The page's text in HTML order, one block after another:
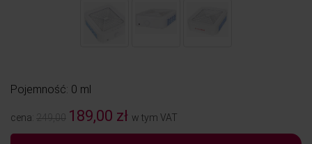
Pojemność: 0 ml
cena: 249,00 189,00 zł w tym VAT